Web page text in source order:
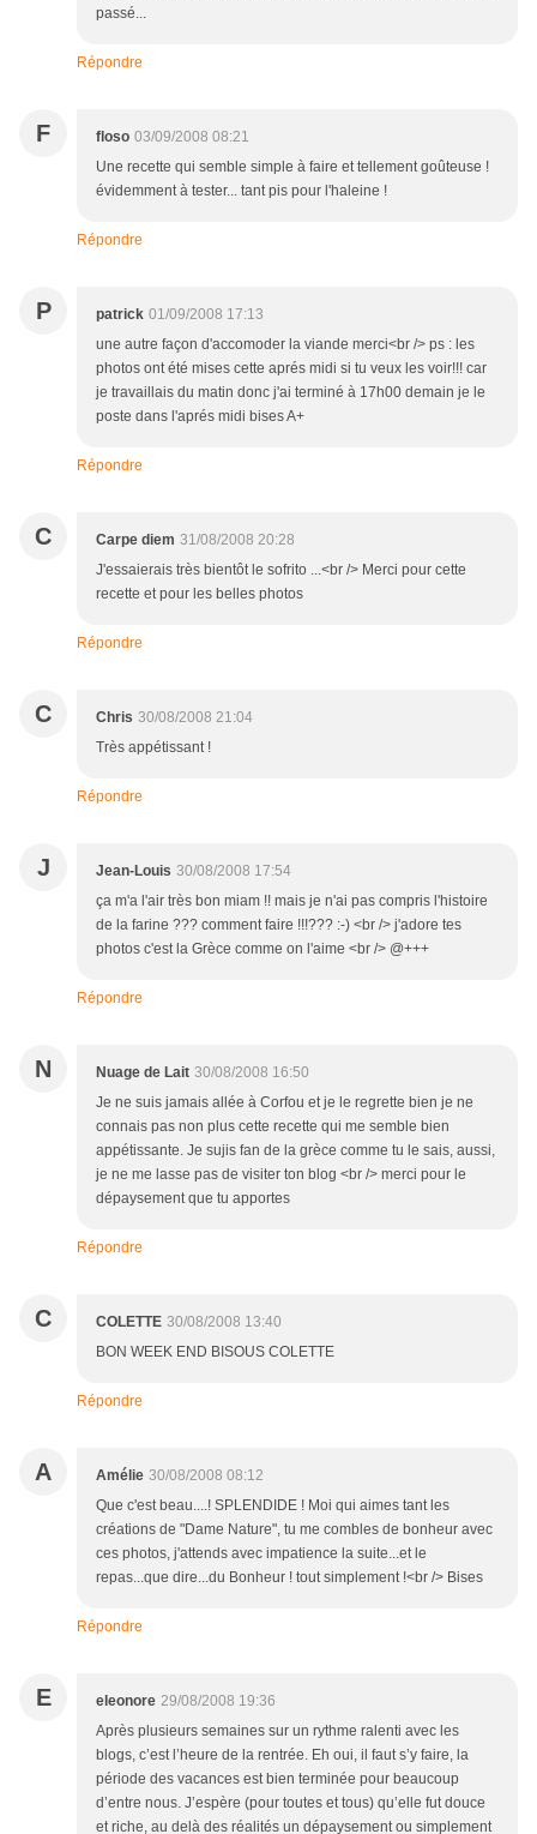
passé...
Répondre
F floso 03/09/2008 08:21
Une recette qui semble simple à faire et tellement goûteuse !
évidemment à tester... tant pis pour l'haleine !
Répondre
P patrick 01/09/2008 17:13
une autre façon d'accomoder la viande merci<br /> ps : les
photos ont été mises cette aprés midi si tu veux les voir!!! car
je travaillais du matin donc j'ai terminé à 17h00 demain je le
poste dans l'aprés midi bises A+
Répondre
C Carpe diem 31/08/2008 20:28
J'essaierais très bientôt le sofrito ...<br /> Merci pour cette
recette et pour les belles photos
Répondre
C Chris 30/08/2008 21:04
Très appétissant !
Répondre
J Jean-Louis 30/08/2008 17:54
ça m'a l'air très bon miam !! mais je n'ai pas compris l'histoire
de la farine ??? comment faire !!!??? :-) <br /> j'adore tes
photos c'est la Grèce comme on l'aime <br /> @+++
Répondre
N Nuage de Lait 30/08/2008 16:50
Je ne suis jamais allée à Corfou et je le regrette bien je ne
connais pas non plus cette recette qui me semble bien
appétissante. Je sujis fan de la grèce comme tu le sais, aussi,
je ne me lasse pas de visiter ton blog <br /> merci pour le
dépaysement que tu apportes
Répondre
C COLETTE 30/08/2008 13:40
BON WEEK END BISOUS COLETTE
Répondre
A Amélie 30/08/2008 08:12
Que c'est beau....! SPLENDIDE ! Moi qui aimes tant les
créations de "Dame Nature", tu me combles de bonheur avec
ces photos, j'attends avec impatience la suite...et le
repas...que dire...du Bonheur ! tout simplement !<br /> Bises
Répondre
E eleonore 29/08/2008 19:36
Après plusieurs semaines sur un rythme ralenti avec les
blogs, c’est l’heure de la rentrée. Eh oui, il faut s’y faire, la
période des vacances est bien terminée pour beaucoup
d’entre nous. J’espère (pour toutes et tous) qu’elle fut douce
et riche, au delà des réalités un dépaysement ou simplement